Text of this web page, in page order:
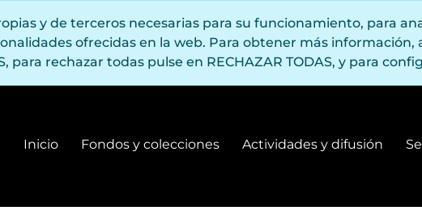
y de terceros necesarias para su funcionamiento, para
ofrecidas en la web. Para obtener más información,
para rechazar todas pulse en RECHAZAR TODAS, y para
Inicio Fondos y colecciones
Fondos y colecciones
Actividades y difusión
Actividades y